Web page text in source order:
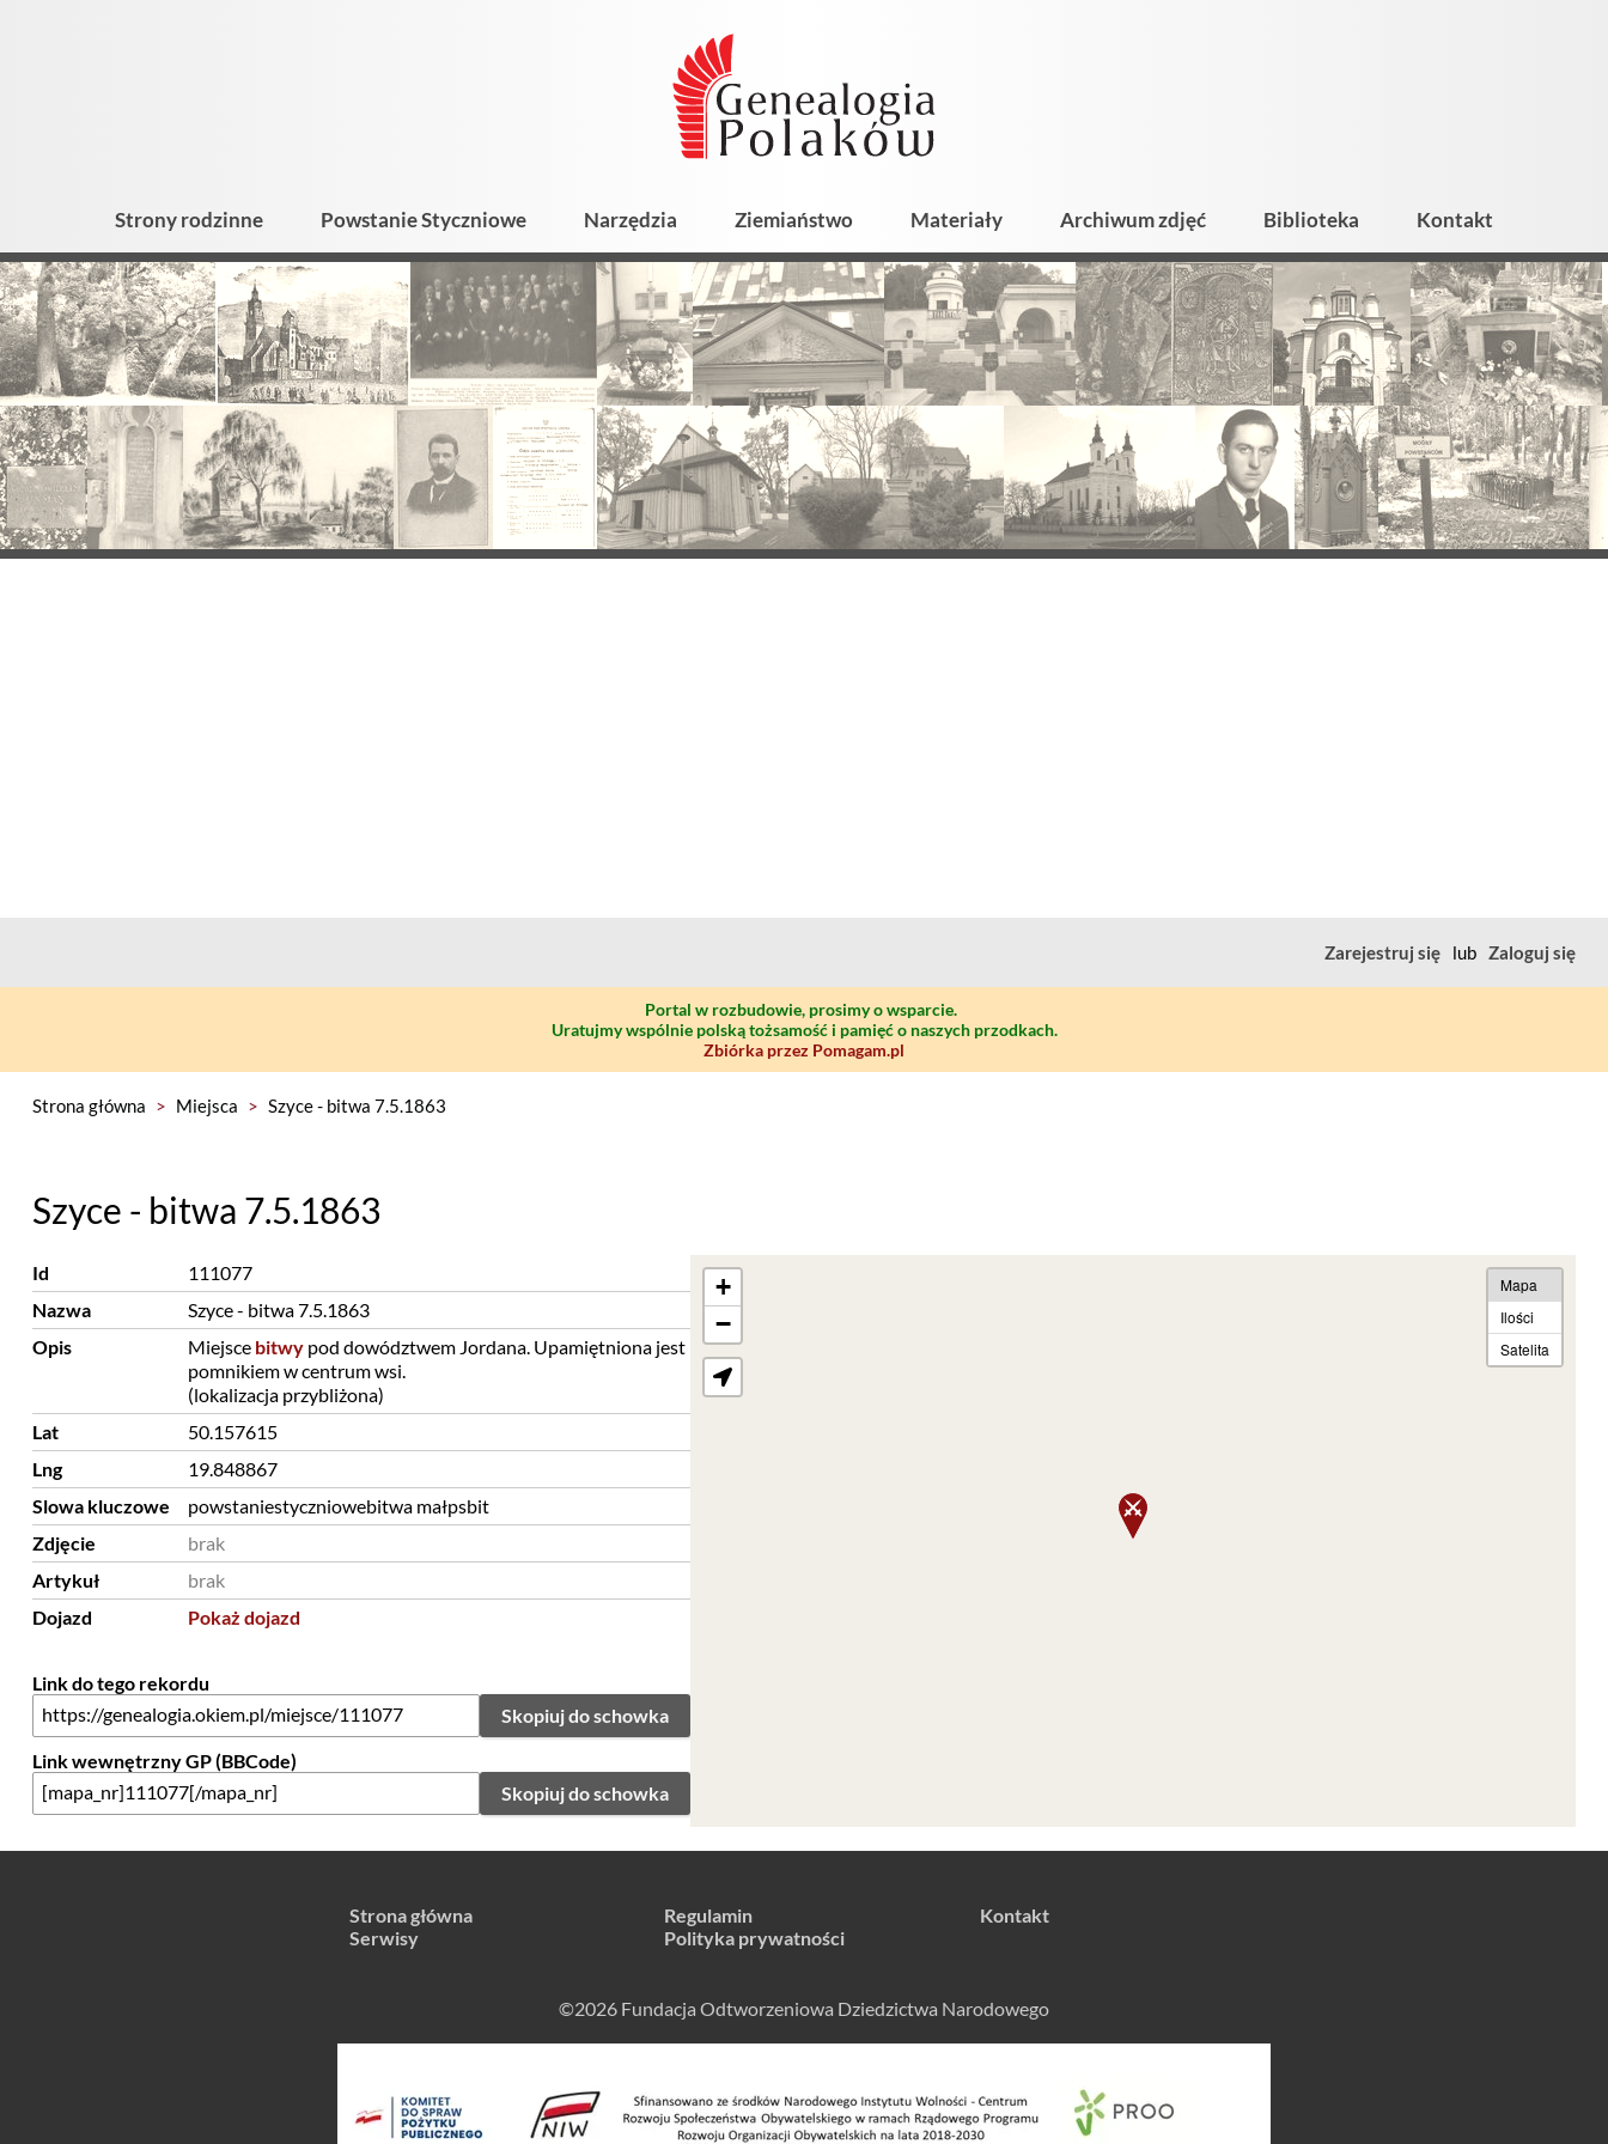
Strony rodzinne Powstanie Styczniowe Narzędzia Ziemiaństwo Materiały Archiwum zdjęć Biblioteka Kontakt
Zarejestruj się lub Zaloguj się
Portal w rozbudowie, prosimy o wsparcie.
Uratujmy wspólnie polską tożsamość i pamięć o naszych przodkach.
Zbiórka przez Pomagam.pl
Strona główna > Miejsca > Szyce - bitwa 7.5.1863
Szyce - bitwa 7.5.1863
Id
111077
Nazwa
Szyce - bitwa 7.5.1863
Opis
Miejsce bitwypod dowództwem Jordana. Upamiętniona jest
pomnikiem w centrum wsi.
(lokalizacja przybliżona)
Lat
50.157615
Lng
19.848867
Slowa kluczowe
powstaniestyczniowebitwa małpsbit
Zdjęcie
brak
Artykuł
brak
Dojazd
Pokaż dojazd
Link do tego rekordu
Skopiuj do schowka
Link wewnętrzny GP (BBCode)
Skopiuj do schowka
+
−
Mapa
Ilości
Satelita
Strona główna
Serwisy
Regulamin
Polityka prywatności
Kontakt
©2026 Fundacja Odtworzeniowa Dziedzictwa Narodowego